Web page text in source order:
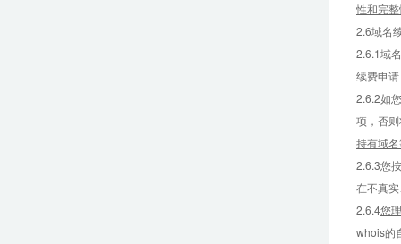
性和完
2.6域名
2.6.1域
续费申
2.6.2如
项，否
持有域
2.6.3您
在不真
2.6.4您
whois的